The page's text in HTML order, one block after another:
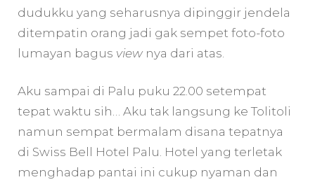
dudukku yang seharusnya dipinggir jendela
ditempatin orang jadi gak sempet foto-foto
lumayan bagus viewnya dari atas.
Aku sampai di Palu puku 22.00 setempat
tepat waktu sih… Aku tak langsung ke Tolitoli
namun sempat bermalam disana tepatnya
di Swiss Bell Hotel Palu. Hotel yang terletak
menghadap pantai ini cukup nyaman dan